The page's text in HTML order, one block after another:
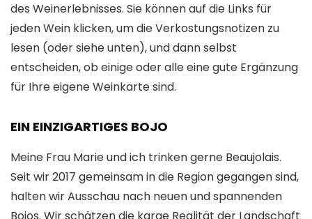
des Weinerlebnisses. Sie können auf die Links für
jeden Wein klicken, um die Verkostungsnotizen zu
lesen (oder siehe unten), und dann selbst
entscheiden, ob einige oder alle eine gute Ergänzung
für Ihre eigene Weinkarte sind.
EIN EINZIGARTIGES BOJO
Meine Frau Marie und ich trinken gerne Beaujolais.
Seit wir 2017 gemeinsam in die Region gegangen sind,
halten wir Ausschau nach neuen und spannenden